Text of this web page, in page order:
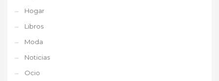
Hogar
Libros
Moda
Noticias
Ocio